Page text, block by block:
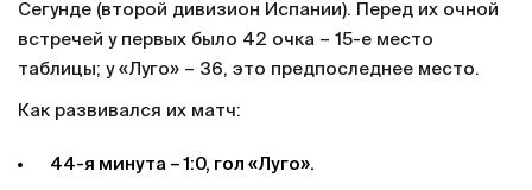
Сегунде (второй дивизион Испании). Перед их очной
встречей у первых было 42 очка – 15-е место
таблицы; у «Луго» – 36, это предпоследнее место.
Как развивался их матч:
44-я минута – 1:0, гол «Луго».